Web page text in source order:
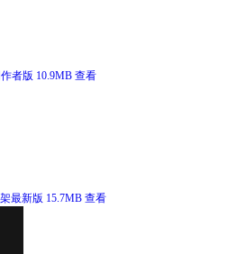
者版 10.9MB 查看
最新版 15.7MB 查看